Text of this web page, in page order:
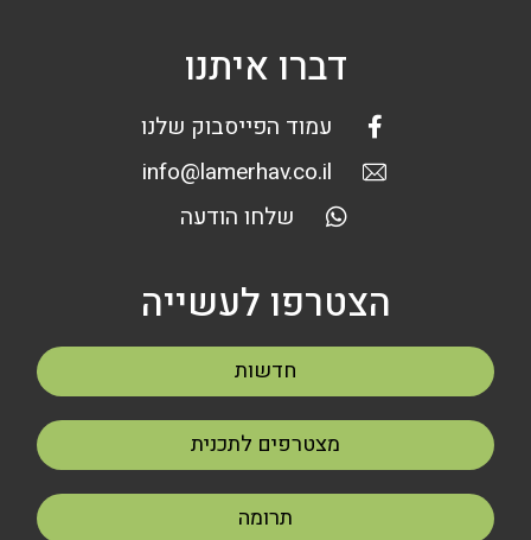
דברו איתנו
עמוד הפייסבוק שלנו
info@lamerhav.co.il
שלחו הודעה
הצטרפו לעשייה
חדשות
מצטרפים לתכנית
תרומה